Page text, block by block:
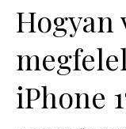
Hogyan
iPhone